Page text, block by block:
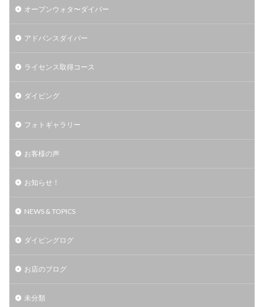
オープンウォタ〜ダイバー
アドバンスダイバー
ライセンス取得コース
ダイビング
フォトギャラリー
お客様の声
お知らせ！
NEWS & TOPICS
ダイビングログ
お店のブログ
未分類